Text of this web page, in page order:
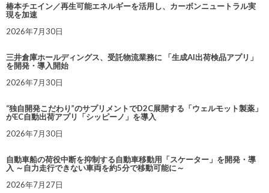
椿本チエイン／再生可能エネルギーを活用し、カーボンニュートラル実
現を加速
2026年7月30日
三井倉庫ホールディングス、受託物流業務に 「生成AI出荷検品アプリ」
を開発・導入開始
2026年7月30日
“独自開発こだわり”のサプリメントでD2C展開する「ウェルモット製薬」
がEC自動出荷アプリ「シッピーノ」を導入
2026年7月30日
自動車船の荷役中断を抑制する自動車移動用「スケーター」を開発・導
入 ～自力走行できない車両を約5分で移動可能に～
2026年7月27日